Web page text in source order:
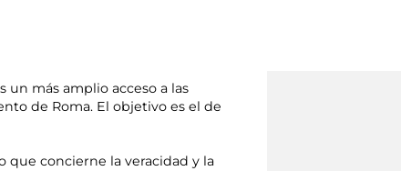
más amplio acceso a las
de Roma. El objetivo es el de
que concierne la veracidad y la